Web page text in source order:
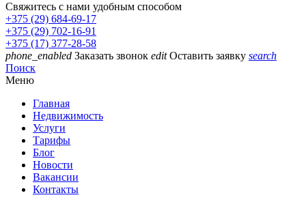
Свяжитесь с нами удобным способом
+375 (29) 684-69-17
+375 (29) 702-16-91
+375 (17) 377-28-58
phone_enabled Заказать звонок edit Оставить заявку search
Поиск
Меню
Главная
Недвижимость
Услуги
Тарифы
Блог
Новости
Вакансии
Контакты